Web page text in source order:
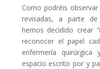
Como podréis
revisadas, a parte de
hemos decidido crear
reconocer el papel
enfermería quirúrgica
espacio escrito por y